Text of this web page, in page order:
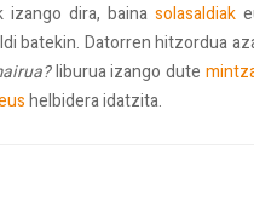
izango dira, bainasolasaldiak
batekin. Datorren hitzordua
liburua izango dute
helbidera idatzita.